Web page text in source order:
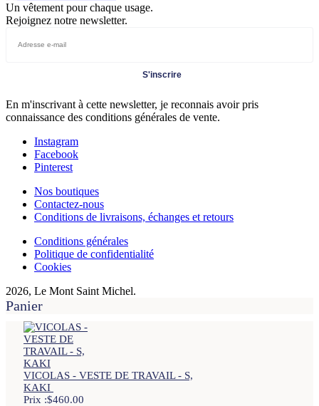
Un vêtement pour chaque usage.
Rejoignez notre newsletter.
S'inscrire
En m'inscrivant à cette newsletter, je reconnais avoir pris
connaissance des conditions générales de vente.
Instagram
Facebook
Pinterest
Nos boutiques
Contactez-nous
Conditions de livraisons, échanges et retours
Conditions générales
Politique de confidentialité
Cookies
2026, Le Mont Saint Michel.
Panier
VICOLAS - VESTE DE TRAVAIL - S,
KAKI
Prix :$460.00